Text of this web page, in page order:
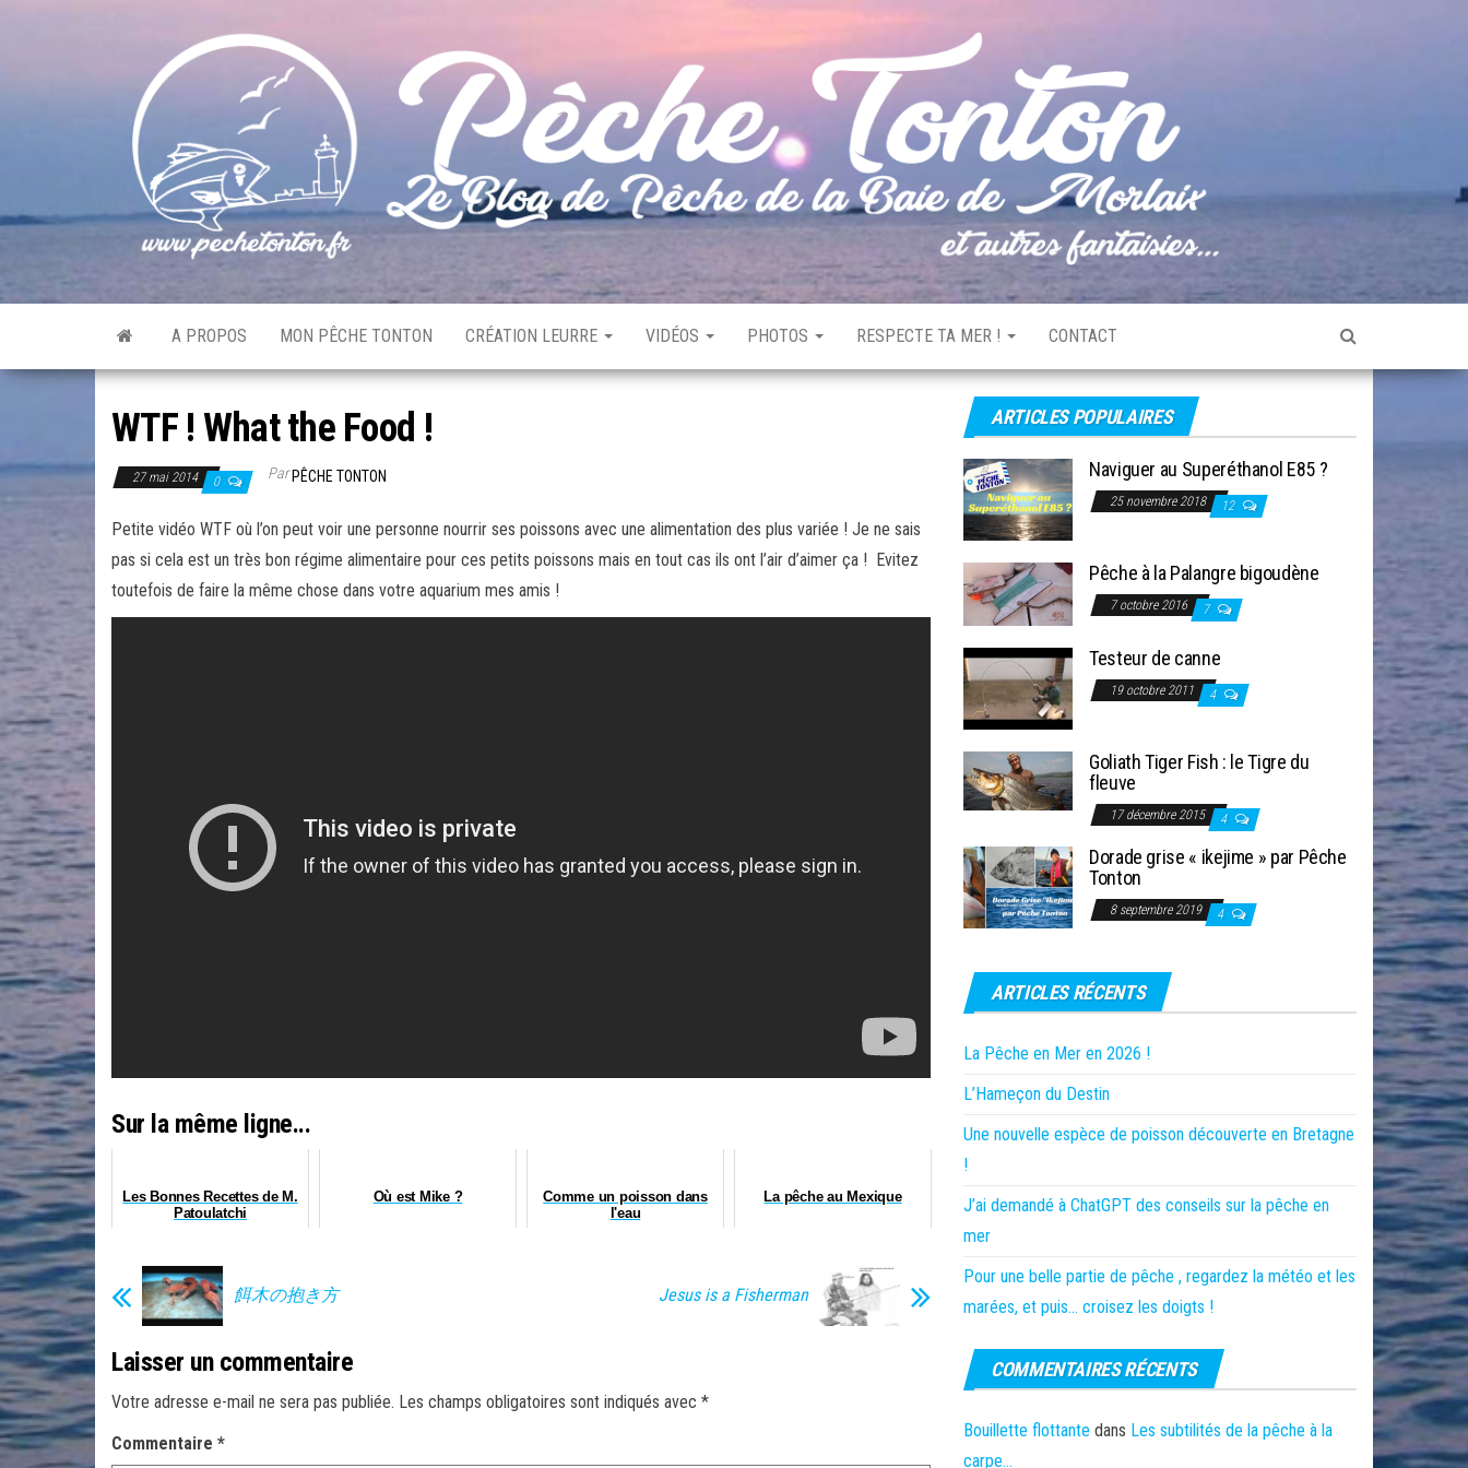
A PROPOS MON PÊCHE TONTON CRÉATION LEURRE VIDÉOS PHOTOS RESPECTE TA MER ! CONTACT
WTF ! What the Food !
27 mai 2014 0 ParPÊCHE TONTON
Petite vidéo WTF où l’on peut voir une personne nourrir ses poissons avec une alimentation des plus variée ! Je ne sais
pas si cela est un très bon régime alimentaire pour ces petits poissons mais en tout cas ils ont l’air d’aimer ça ! Evitez
toutefois de faire la même chose dans votre aquarium mes amis !
Sur la même ligne...
Les Bonnes Recettes de M.
Patoulatchi
Où est Mike ?
Comme un poisson dans
l'eau
La pêche au Mexique
餌木の抱き方 Jesus is a Fisherman
Laisser un commentaire
Votre adresse e-mail ne sera pas publiée. Les champs obligatoires sont indiqués avec *
Commentaire *
ARTICLES POPULAIRES
Naviguer au Superéthanol E85 ?
25 novembre 2018 12
Pêche à la Palangre bigoudène
7 octobre 2016 7
Testeur de canne
19 octobre 2011 4
Goliath Tiger Fish : le Tigre du
fleuve
17 décembre 2015 4
Dorade grise « ikejime » par Pêche
Tonton
8 septembre 2019 4
ARTICLES RÉCENTS
La Pêche en Mer en 2026 !
L’Hameçon du Destin
Une nouvelle espèce de poisson découverte en Bretagne
!
J’ai demandé à ChatGPT des conseils sur la pêche en
mer
Pour une belle partie de pêche , regardez la météo et les
marées, et puis… croisez les doigts !
COMMENTAIRES RÉCENTS
Bouillette flottante dans Les subtilités de la pêche à la
carpe…